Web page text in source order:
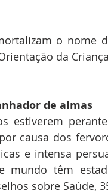
o nome
da
de almas
estiverem
causa dos
e intensa
mundo têm
sobre Saúde,